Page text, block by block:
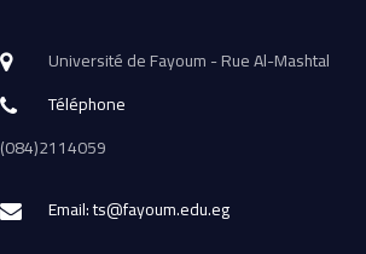
Université de Fayoum - Rue Al-Mashtal
Téléphone
(084)2114059
Email: ts@fayoum.edu.eg